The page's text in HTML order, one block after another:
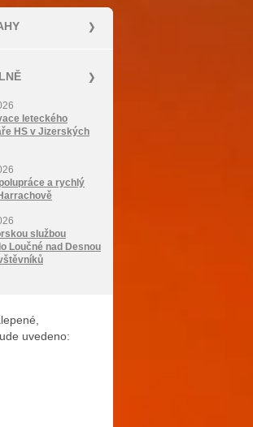
leteckého
HS v Jizerských
a rychlý
službou
Loučné nad Desnou
uvedeno: